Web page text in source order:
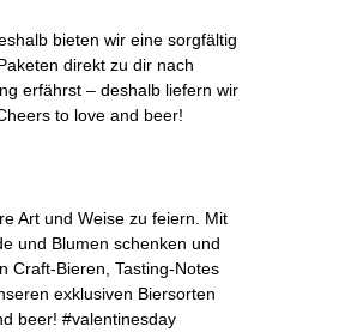
bieten wir eine sorgfältig
direkt zu dir nach
erfährst – deshalb liefern wir
to love and beer!
Art und Weise zu feiern. Mit
und Blumen schenken und
Craft-Bieren, Tasting-Notes
exklusiven Biersorten
beer! #valentinesday